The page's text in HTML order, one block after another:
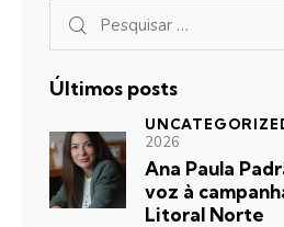
Últimos posts
2026
Ana Paula
voz à
Litoral Norte